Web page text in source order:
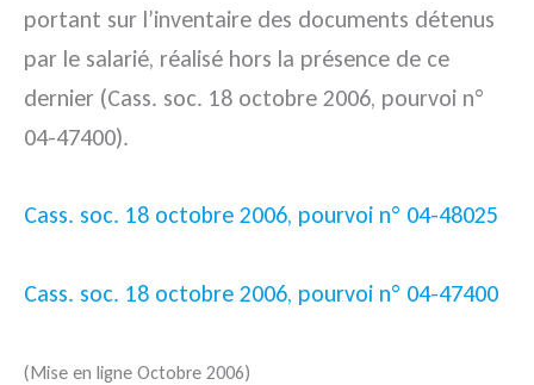
portant sur l’inventaire des documents détenus
par le salarié, réalisé hors la présence de ce
dernier (Cass. soc. 18 octobre 2006, pourvoi n°
04-47400).
Cass. soc. 18 octobre 2006, pourvoi n° 04-48025
Cass. soc. 18 octobre 2006, pourvoi n° 04-47400
(Mise en ligne Octobre 2006)